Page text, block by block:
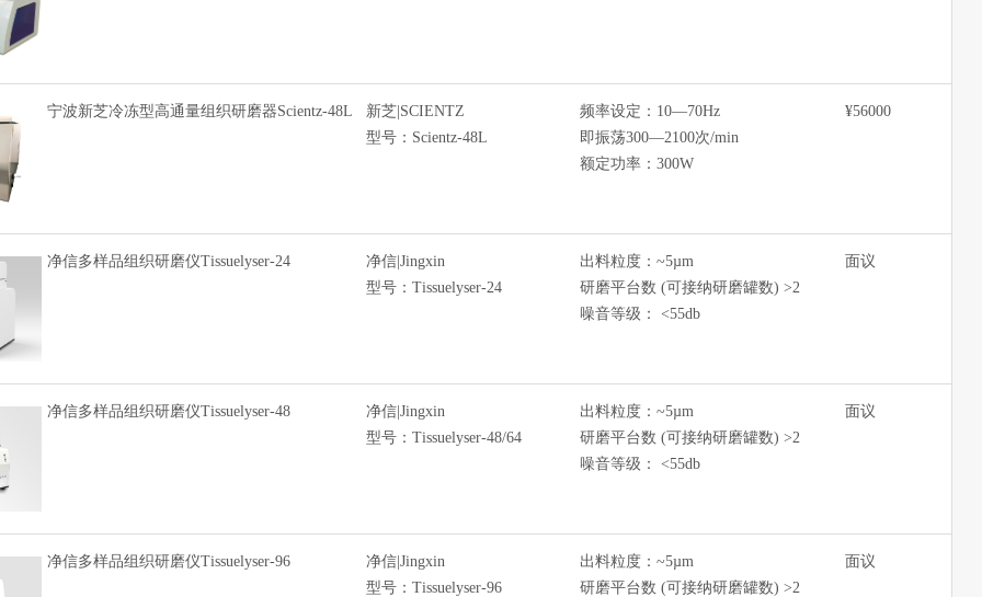
宁波新芝冷冻型高通量组织研磨器Scientz-48L
新芝|SCIENTZ
型号：Scientz-48L
频率设定：10—70Hz
即振荡300—2100次/min
额定功率：300W
¥56000
净信多样品组织研磨仪Tissuelyser-24
净信|Jingxin
型号：Tissuelyser-24
出料粒度：~5µm
研磨平台数 (可接纳研磨罐数) >2
噪音等级： <55db
面议
净信多样品组织研磨仪Tissuelyser-48
净信|Jingxin
型号：Tissuelyser-48/64
​出料粒度：~5µm
研磨平台数 (可接纳研磨罐数) >2
噪音等级： <55db
面议
净信多样品组织研磨仪Tissuelyser-96
净信|Jingxin
型号：Tissuelyser-96
​出料粒度：~5µm
研磨平台数 (可接纳研磨罐数) >2
面议